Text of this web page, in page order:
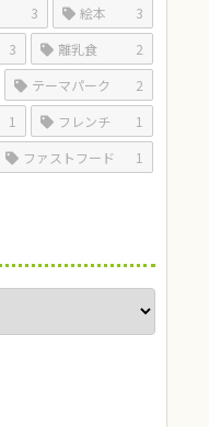
3 絵本
3
3 離乳食
2
テーマパーク
2
1 フレンチ
1
ファストフード 1